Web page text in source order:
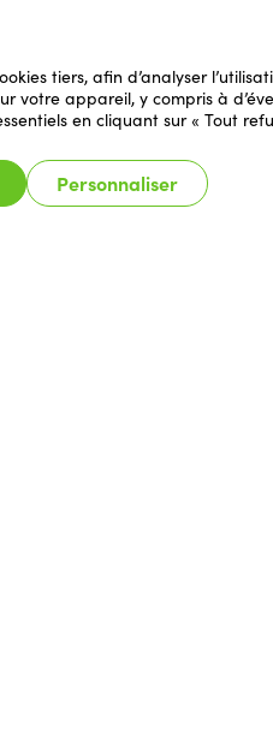
tiers, afin d’analyser
votre appareil, y compris à
en cliquant sur « Tout
Personnaliser